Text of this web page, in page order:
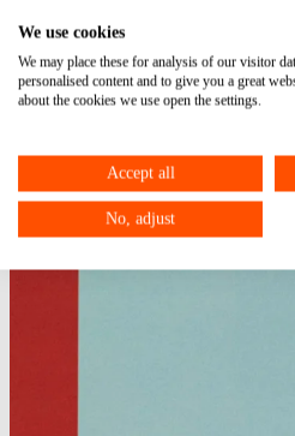
Änderungen beim
We use cookies
We may place these for analysis of our visitor
personalised content and to give you a great
about the cookies we use open the settings.
Accept all
No, adjust